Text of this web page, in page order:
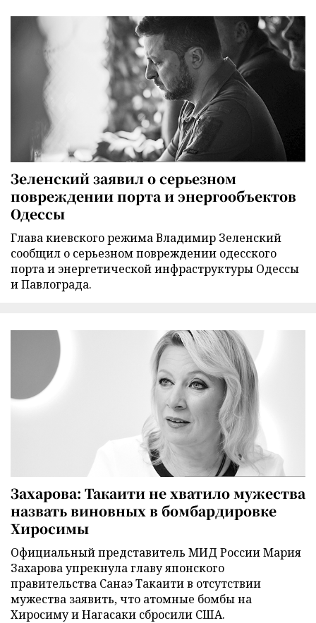
Зеленский заявил о серьезном
повреждении порта и энергообъектов
Одессы
Глава киевского режима Владимир Зеленский
сообщил о серьезном повреждении одесского
порта и энергетической инфраструктуры Одессы
и Павлограда.
Захарова: Такаити не хватило мужества
назвать виновных в бомбардировке
Хиросимы
Официальный представитель МИД России Мария
Захарова упрекнула главу японского
правительства Санаэ Такаити в отсутствии
мужества заявить, что атомные бомбы на
Хиросиму и Нагасаки сбросили США.